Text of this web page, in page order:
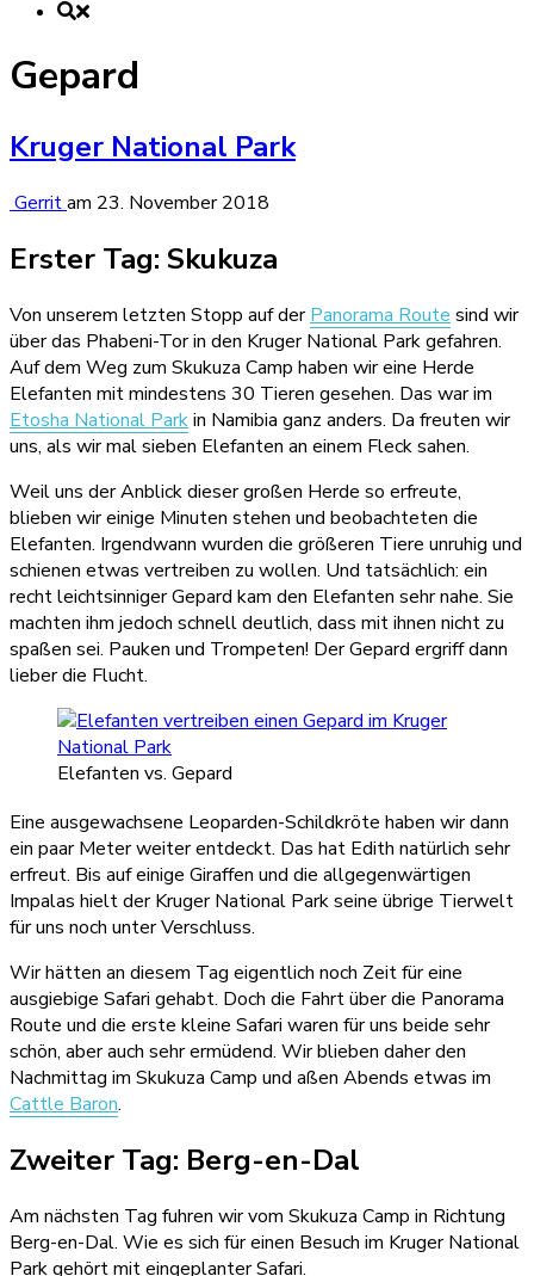
Schlagwort:
Gepard
Kruger National Park
Gerritam 23. November 2018
Erster Tag: Skukuza
Von unserem letzten Stopp auf derPanorama Route sind wir
über das Phabeni-Tor in den Kruger National Park gefahren.
Auf dem Weg zum Skukuza Camp haben wir eine Herde
Elefanten mit mindestens 30 Tieren gesehen. Das war im
Etosha National Parkin Namibia ganz anders. Da freuten wir
uns, als wir mal sieben Elefanten an einem Fleck sahen.
Weil uns der Anblick dieser großen Herde so erfreute,
blieben wir einige Minuten stehen und beobachteten die
Elefanten. Irgendwann wurden die größeren Tiere unruhig und
schienen etwas vertreiben zu wollen. Und tatsächlich: ein
recht leichtsinniger Gepard kam den Elefanten sehr nahe. Sie
machten ihm jedoch schnell deutlich, dass mit ihnen nicht zu
spaßen sei. Pauken und Trompeten! Der Gepard ergriff dann
lieber die Flucht.
Elefanten vs. Gepard
Eine ausgewachsene Leoparden-Schildkröte haben wir dann
ein paar Meter weiter entdeckt. Das hat Edith natürlich sehr
erfreut. Bis auf einige Giraffen und die allgegenwärtigen
Impalas hielt der Kruger National Park seine übrige Tierwelt
für uns noch unter Verschluss.
Wir hätten an diesem Tag eigentlich noch Zeit für eine
ausgiebige Safari gehabt. Doch die Fahrt über die Panorama
Route und die erste kleine Safari waren für uns beide sehr
schön, aber auch sehr ermüdend. Wir blieben daher den
Nachmittag im Skukuza Camp und aßen Abends etwas im
Cattle Baron.
Zweiter Tag: Berg-en-Dal
Am nächsten Tag fuhren wir vom Skukuza Camp in Richtung
Berg-en-Dal. Wie es sich für einen Besuch im Kruger National
Park gehört mit eingeplanter Safari.